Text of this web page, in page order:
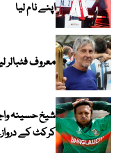
اپنے نام لیا
معروف فٹبالر
شیخ حسینہ
کرکٹ کے